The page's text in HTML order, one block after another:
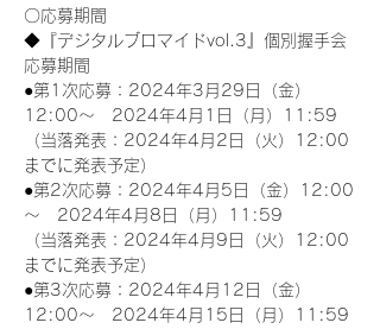
〇応募期間
◆『デジタルブロマイドvol.3』個別握手会
応募期間
●第1次応募：2024年3月29日（金）
12:00～　2024年4月1日（月）11:59
（当落発表：2024年4月2日（火）12:00
までに発表予定）
●第2次応募：2024年4月5日（金）12:00
～　2024年4月8日（月）11:59
（当落発表：2024年4月9日（火）12:00
までに発表予定）
●第3次応募：2024年4月12日（金）
12:00～　2024年4月15日（月）11:59